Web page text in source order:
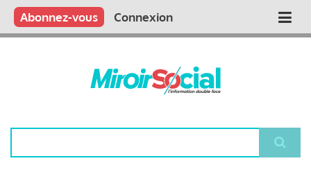
Aller
contenu
Main
Qui sommes nous ?
Vous publiez
Nous publions
Contactez-nous
Abonnez-vous Connexion